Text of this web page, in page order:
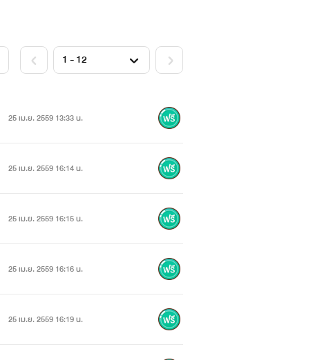
25 เม.ย. 2559 13:33 น.
25 เม.ย. 2559 16:14 น.
25 เม.ย. 2559 16:15 น.
25 เม.ย. 2559 16:16 น.
25 เม.ย. 2559 16:19 น.